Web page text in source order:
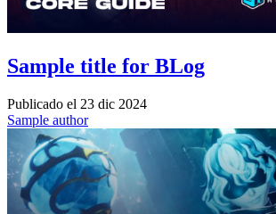
Sample title for BLog
Publicado el 23 dic 2024
Sample author